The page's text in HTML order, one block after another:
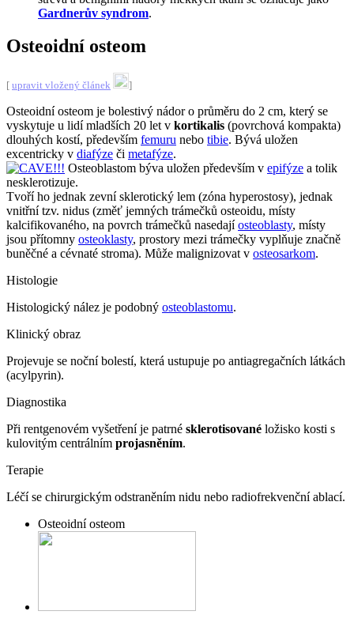
Gardnerův syndrom.
Osteoidní osteom
[ upravit vložený článek ]
Osteoidní osteom je bolestivý nádor o průměru do 2 cm, který se
vyskytuje u lidí mladších 20 let v kortikalis (povrchová kompakta)
dlouhých kostí, především femuru nebo tibie. Bývá uložen
excentricky v diafýze či metafýze.
Osteoblastom býva uložen především v epifýze a tolik
nesklerotizuje.
Tvoří ho jednak zevní sklerotický lem (zóna hyperostosy), jednak
vnitřní tzv. nidus (změť jemných trámečků osteoidu, místy
kalcifikovaného, na povrch trámečků nasedajíosteoblasty, místy
jsou přítomny osteoklasty, prostory mezi trámečky vyplňuje značně
buněčné a cévnaté stroma). Může malignizovat v osteosarkom.
Histologie
Histologický nález je podobný osteoblastomu.
Klinický obraz
Projevuje se noční bolestí, která ustupuje po antiagregačních látkách
(acylpyrin).
Diagnostika
Při rentgenovém vyšetření je patrné sklerotisované ložisko kosti s
kulovitým centrálním projasněním.
Terapie
Léčí se chirurgickým odstraněním nidu nebo radiofrekvenční ablací.
Osteoidní osteom